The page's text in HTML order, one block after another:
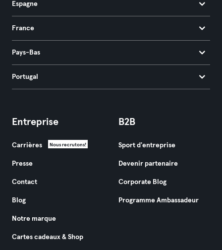
Espagne
France
Pays-Bas
Portugal
Entreprise
Carrières Nous recrutons!
Presse
Contact
Blog
Notre marque
Cartes cadeaux & Shop
B2B
Sport d'entreprise
Devenir partenaire
Corporate Blog
Programme Ambassadeur